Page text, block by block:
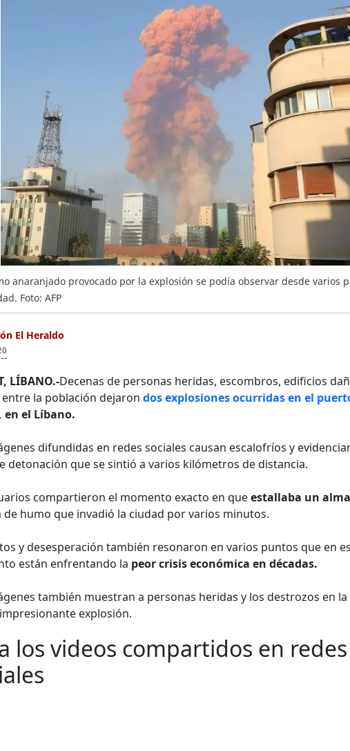
anaranjado provocado por la explosión se podía observar desde varios
Foto: AFP
El Heraldo
LÍBANO.-Decenas de personas heridas, escombros, edificios
la población dejaron dos explosiones ocurridas en el
en el Líbano.
difundidas en redes sociales causan escalofríos y
detonación que se sintió a varios kilómetros de distancia.
compartieron el momento exacto en queestallaba un
de humo que invadió la ciudad por varios minutos.
y desesperación también resonaron en varios puntos que en
están enfrentando la peor crisis económica en décadas.
también muestran a personas heridas y los destrozos en
explosión.
los videos compartidos en redes